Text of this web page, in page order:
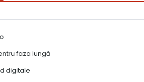
faza lungă
digitale